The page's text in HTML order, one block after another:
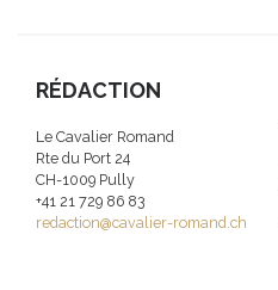
RÉDACTION
Le Cavalier Romand
Rte du Port 24
CH-1009 Pully
+41 21 729 86 83
redaction@cavalier-romand.ch